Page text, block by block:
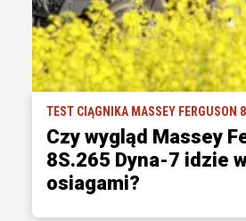
TEST CIĄGNIKA MASSEY FERGUSON
Czy wygląd Massey
8S.265 Dyna-7 idzie
osiagami?